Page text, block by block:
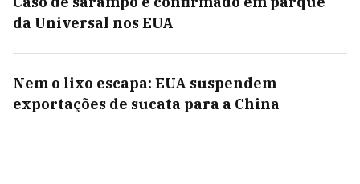
da Universal nos EUA
Nem o lixo escapa: EUA suspendem
exportações de sucata para a China